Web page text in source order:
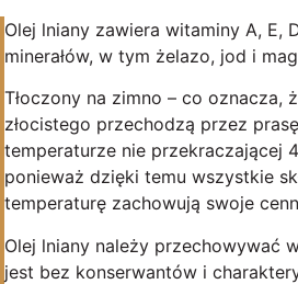
Olej lniany zawiera witaminy A, E,
minerałów, w tym żelazo, jod i
Tłoczony na zimno – co oznacza,
złocistego przechodzą przez
temperaturze nie przekraczającej
ponieważ dzięki temu wszystkie
temperaturę zachowują swoje
Olej lniany należy przechowywać
jest bez konserwantów i